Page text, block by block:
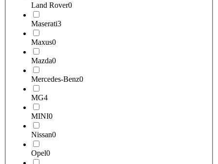
Land Rover0
Maserati3
Maxus0
Mazda0
Mercedes-Benz0
MG4
MINI0
Nissan0
Opel0